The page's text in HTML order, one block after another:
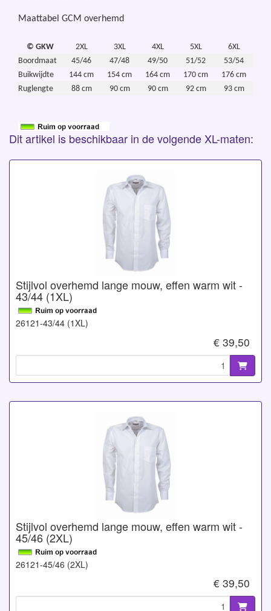
Maattabel GCM overhemd
© GKW 2XL 3XL 4XL 5XL
6XL
Boordmaat
45/46 47/48 49/50 51/52
53/54
Buikwijdte
144 cm 154 cm 164 cm 170 cm
176 cm
Ruglengte
88 cm 90 cm 90 cm 92 cm 93 cm
Dit artikel is beschikbaar in de volgende XL-maten:
Stijlvol overhemd lange mouw, effen warm wit -
43/44 (1XL)
26121-43/44 (1XL)
€ 39,50
Stijlvol overhemd lange mouw, effen warm wit -
45/46 (2XL)
26121-45/46 (2XL)
€ 39,50